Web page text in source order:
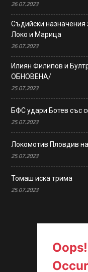
26.07.2023
Съдийски назначения
Локо и Марица
26.07.2023
Илиян Филипов и
ОБНОВЕНА/
25.07.2023
БФС удари Ботев със
25.07.2023
Локомотив Пловдив
25.07.2023
Томаш иска трима
25.07.2023